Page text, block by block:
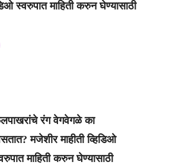
स्वरुपात माहिती करुन घेण्यासाठी
रंग वेगवेगळे का
मजेशीर माहीती व्हिडिओ
माहिती करुन घेण्यासाठी